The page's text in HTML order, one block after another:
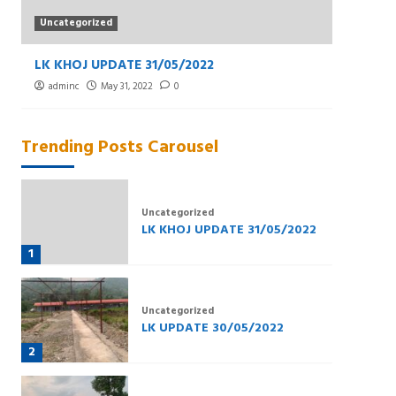
Uncategorized
LK KHOJ UPDATE 31/05/2022
adminc May 31, 2022 0
Trending Posts Carousel
1
Uncategorized
LK KHOJ UPDATE 31/05/2022
2
Uncategorized
LK UPDATE 30/05/2022